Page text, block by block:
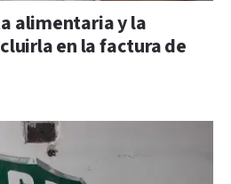
alimentaria y la
en la factura de